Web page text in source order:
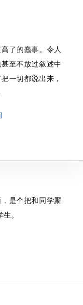
了的蠢事。令人
至不放过叙述中
一切都说出来，
是个把和同学厮
。